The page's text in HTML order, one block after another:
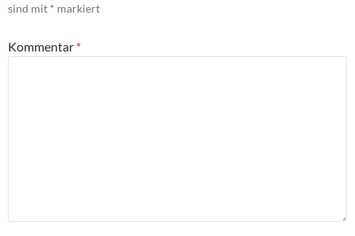
sind mit * markiert
Kommentar *